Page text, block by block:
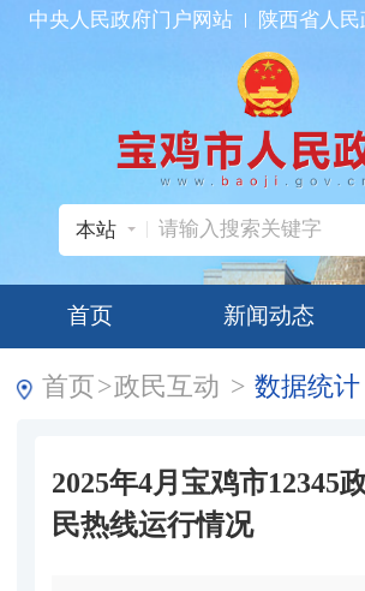
中央人民政府门户网站 陕西省人
本站
首页 新闻动态
首页>政民互动 > 数据统计
2025年4月宝鸡市12345
民热线运行情况